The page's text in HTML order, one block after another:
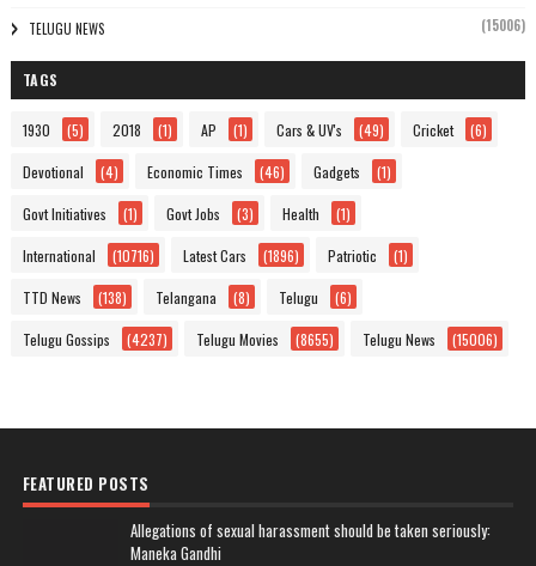
TELUGU NEWS (15006)
TAGS
1930 (5) 2018 (1) AP (1) Cars & UV's (49) Cricket (6)
Devotional (4) Economic Times (46) Gadgets (1)
Govt Initiatives (1) Govt Jobs (3) Health (1)
International (10716) Latest Cars (1896) Patriotic (1)
TTD News (138) Telangana (8) Telugu (6)
Telugu Gossips (4237) Telugu Movies (8655) Telugu News (15006)
FEATURED POSTS
Allegations of sexual harassment should be taken seriously:
Maneka Gandhi